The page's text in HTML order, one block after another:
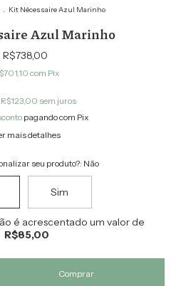
. Kit Nécessaire Azul Marinho
Azul Marinho
R$738,00
com Pix
R$123,00 sem juros
pagando com Pix
mais detalhes
seu produto?: Não
Sim
é acrescentado um valor de
R$85,00